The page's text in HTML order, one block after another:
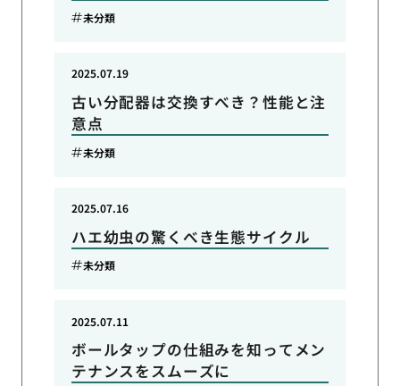
未分類
古い分配器は交換すべき？性能と注
意点
2025.07.19
未分類
ハエ幼虫の驚くべき生態サイクル
2025.07.16
未分類
ボールタップの仕組みを知ってメン
テナンスをスムーズに
2025.07.11